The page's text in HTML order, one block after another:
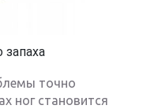
запаха
точно
ног становится